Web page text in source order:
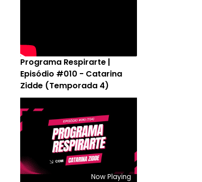
Programa Respirarte |
Episódio #010 - Catarina
Zidde (Temporada 4)
Now Playing